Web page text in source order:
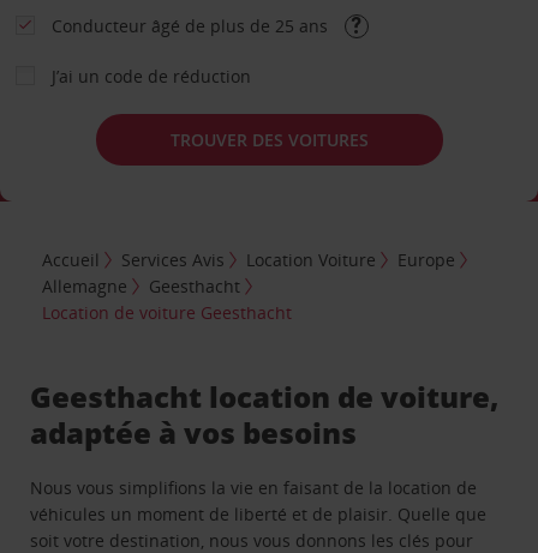
Conducteur âgé de plus de 25 ans
J’ai un code de réduction
TROUVER DES VOITURES
Accueil Services Avis Location Voiture
Europe
Allemagne
Geesthacht
Location de voiture Geesthacht
Geesthacht location de voiture,
adaptée à vos besoins
Nous vous simplifions la vie en faisant de la location de
véhicules un moment de liberté et de plaisir. Quelle que
soit votre destination, nous vous donnons les clés pour